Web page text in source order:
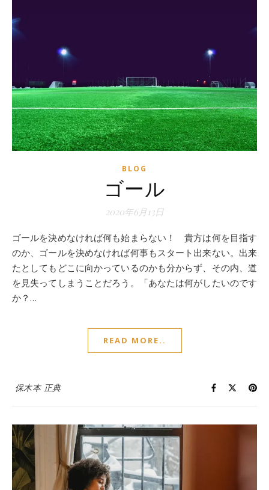
BLOG
ゴール
2020年6月13日
ゴールを決めなければ何も始まらない！ 貴方は何を目指す
のか、ゴールを決めなければ何事もスタート出来ない。出来
たとしてもどこに向かっているのかも分からず、その内、道
を見失ってしまうことだろう。「あなたは何がしたいのです
か？…
READ MORE..
保木本 正典